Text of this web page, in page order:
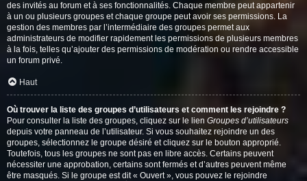
des invités au forum et à ses fonctionnalités. Chaque membre peut appartenir
à un ou plusieurs groupes et chaque groupe peut avoir ses permissions. La
gestion des membres par l’intermédiaire des groupes permet aux
administrateurs de modifier rapidement les permissions de plusieurs membres
à la fois, telles qu’ajouter des permissions de modération ou rendre accessible
un forum privé.
Haut
Où trouver la liste des groupes d’utilisateurs et comment les rejoindre ?
Pour consulter la liste des groupes, cliquez sur le lien Groupes d’utilisateurs
depuis votre panneau de l’utilisateur. Si vous souhaitez rejoindre un des
groupes, sélectionnez le groupe désiré et cliquez sur le bouton approprié.
Toutefois, tous les groupes ne sont pas en libre accès. Certains peuvent
nécessiter une approbation, certains sont fermés et d’autres peuvent même
être masqués. Si le groupe est dit « Ouvert », vous pouvez le rejoindre